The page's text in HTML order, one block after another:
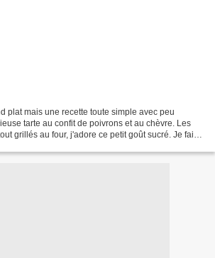
plat mais une recette toute simple avec peu
tarte au confit de poivrons et au chèvre. Les
grillés au four, j'adore ce petit goût sucré. Je fais